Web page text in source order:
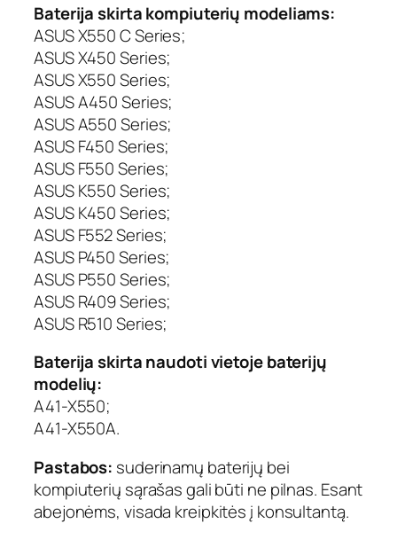
r
i
o
b
a
t
e
r
i
j
a
A
S
U
S
A
4
-
X
5
5
0
,
2
2
0
Baterija skirta kompiuterių modeliams:
ASUS X550 C Series;
ASUS X450 Series;
ASUS X550 Series;
ASUS A450 Series;
ASUS A550 Series;
ASUS F450 Series;
ASUS F550 Series;
ASUS K550 Series;
ASUS K450 Series;
ASUS F552 Series;
ASUS P450 Series;
ASUS P550 Series;
ASUS R409 Series;
ASUS R510 Series;
Baterija skirta naudoti vietoje baterijų
modelių:
A41-X550;
A41-X550A.
Pastabos: suderinamų baterijų bei
kompiuterių sąrašas gali būti ne pilnas. Esant
abejonėms, visada kreipkitės į konsultantą.